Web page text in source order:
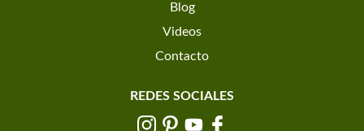
Blog
Videos
Contacto
REDES SOCIALES